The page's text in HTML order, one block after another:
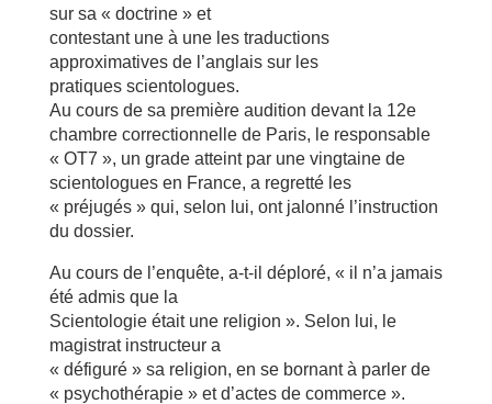
sur sa « doctrine » et
contestant une à une les traductions
approximatives de l’anglais sur les
pratiques scientologues.
Au cours de sa première audition devant la 12e
chambre correctionnelle de Paris, le responsable
« OT7 », un grade atteint par une vingtaine de
scientologues en France, a regretté les
« préjugés » qui, selon lui, ont jalonné l’instruction
du dossier.
Au cours de l’enquête, a-t-il déploré, « il n’a jamais
été admis que la
Scientologie était une religion ». Selon lui, le
magistrat instructeur a
« défiguré » sa religion, en se bornant à parler de
« psychothérapie » et d’actes de commerce ».